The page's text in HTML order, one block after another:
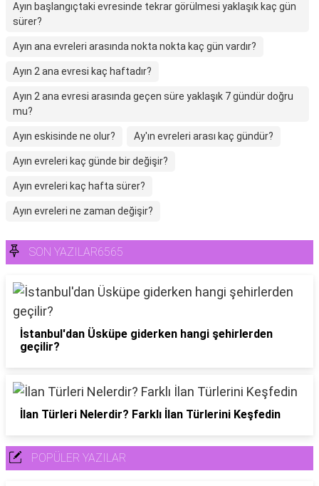
Ayın başlangıçtaki evresinde tekrar görülmesi yaklaşık kaç gün
sürer?
Ayın ana evreleri arasında nokta nokta kaç gün vardır?
Ayın 2 ana evresi kaç haftadır?
Ayın 2 ana evresi arasında geçen süre yaklaşık 7 gündür doğru
mu?
Ayın eskisinde ne olur? Ay'ın evreleri arası kaç gündür?
Ayın evreleri kaç günde bir değişir?
Ayın evreleri kaç hafta sürer?
Ayın evreleri ne zaman değişir?
SON YAZILAR6565
İstanbul'dan Üsküpe giderken hangi şehirlerden
geçilir?
İlan Türleri Nelerdir? Farklı İlan Türlerini Keşfedin
POPÜLER YAZILAR